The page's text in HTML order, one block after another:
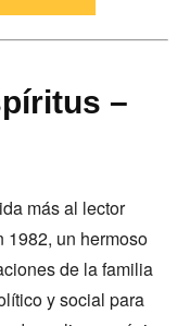
–
más al lector
1982, un hermoso
de la familia
y social para